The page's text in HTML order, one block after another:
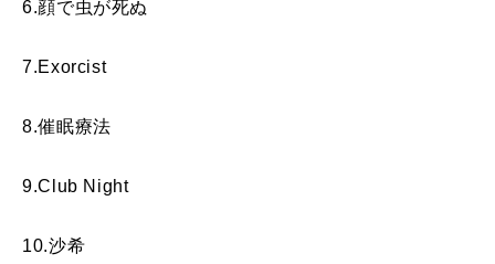
6.顔で虫が死ぬ
7.Exorcist
8.催眠療法
9.Club Night
10.沙希